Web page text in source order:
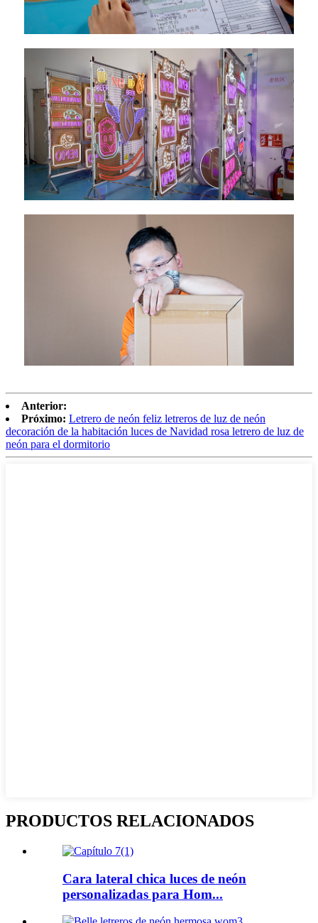
Anterior:
Próximo: Letrero de neón feliz letreros de luz de neón
decoración de la habitación luces de Navidad rosa letrero de luz de
neón para el dormitorio
PRODUCTOS RELACIONADOS
Cara lateral chica luces de neón
personalizadas para Hom...